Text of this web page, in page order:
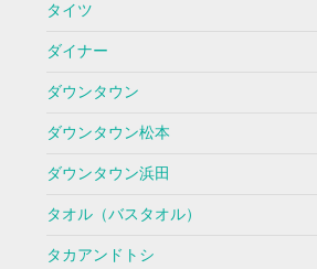
タイツ
ダイナー
ダウンタウン
ダウンタウン松本
ダウンタウン浜田
タオル（バスタオル）
タカアンドトシ